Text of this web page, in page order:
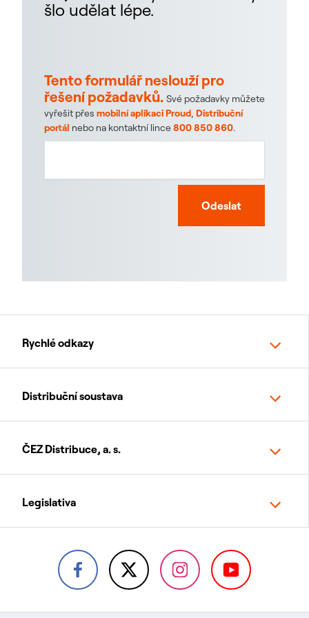
šlo udělat lépe.
Tento formulář neslouží pro
řešení požadavků. Své požadavky můžete
vyřešit přes mobilní aplikaci Proud, Distribuční
portál nebo na kontaktní lince800 850 860.
Odeslat
Rychlé odkazy
Distribuční soustava
ČEZ Distribuce, a. s.
Legislativa